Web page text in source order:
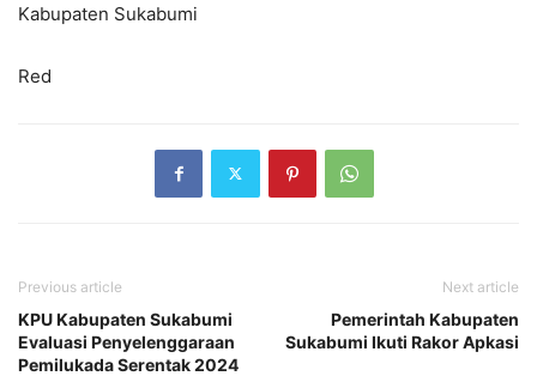
Kabupaten Sukabumi
Red
Previous article
KPU Kabupaten Sukabumi
Evaluasi Penyelenggaraan
Pemilukada Serentak 2024
Next article
Pemerintah Kabupaten
Sukabumi Ikuti Rakor Apkasi